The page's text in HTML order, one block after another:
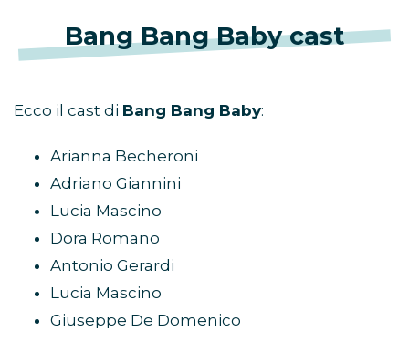
Bang Bang Baby cast
Ecco il cast di Bang Bang Baby:
Arianna Becheroni
Adriano Giannini
Lucia Mascino
Dora Romano
Antonio Gerardi
Lucia Mascino
Giuseppe De Domenico